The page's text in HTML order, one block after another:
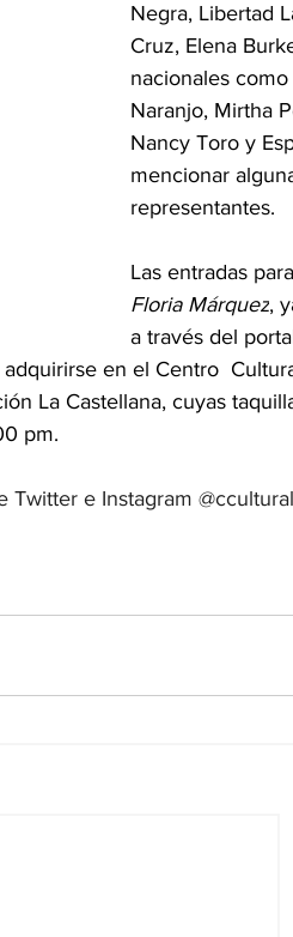
Negra, Libertad
Cruz, Elena
nacionales
Naranjo, Mirtha
Nancy Toro y
mencionar
representantes.
Las entradas para
Floria Márquez,
a través del
en el Centro
La Castellana, cuyas
pm.
e Instagram